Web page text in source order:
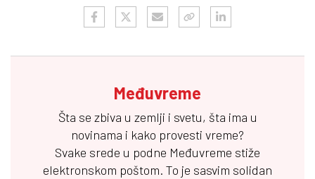
Međuvreme
Šta se zbiva u zemlji i svetu, šta ima u
novinama i kako provesti vreme?
Svake srede u podne Međuvreme stiže
elektronskom poštom. To je sasvim solidan